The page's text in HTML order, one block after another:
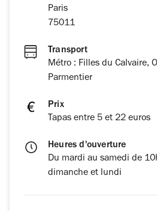
Paris
75011
Transport
Métro : Filles du Calvaire,
Parmentier
Prix
Tapas entre 5 et 22 euros
Heures d'ouverture
Du mardi au samedi de
dimanche et lundi